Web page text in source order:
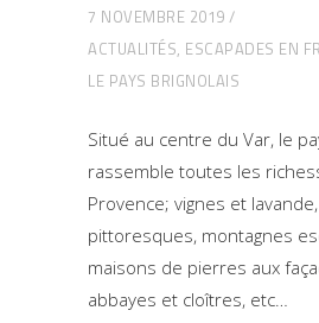
7 NOVEMBRE 2019
ACTUALITÉS, ESCAPADES EN
LE PAYS BRIGNOLAIS
Situé au centre du Var, le
rassemble toutes les
Provence; vignes et
pittoresques, montagnes
maisons de pierres aux
abbayes et cloîtres, etc…